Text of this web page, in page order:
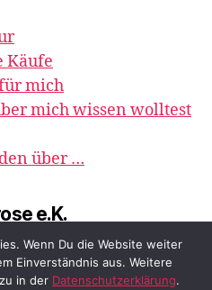
Käufe
mich
mich wissen wolltest
über …
e.K.
Wenn Du die Website weiter
Einverständnis aus. Weitere
in der Datenschutzerklärung.